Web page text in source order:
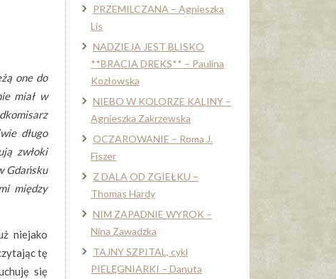
one do
miał w
długo
zwłoki
Gdańsku
między
niejako
tę
się
PRZEMILCZANA – Agnieszka
Lis
NADZIEJA JEST BLISKO
**BRACIA DREKS** – Paulina
Kozłowska
NIEBO W KOLORZE KALINY –
Agnieszka Zakrzewska
OCZAROWANIE – Roma J.
Fiszer
Z DALA OD ZGIEŁKU –
Thomas Hardy
NIM ZAPADNIE WYROK –
Nina Zawadzka
TAJNY SZPITAL, cykl
PIELĘGNIARKI – Danuta